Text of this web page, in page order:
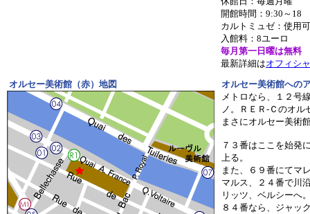
開館時間：9:30～18
カルトミュゼ：使用可
入館料：8ユーロ
毎月第一日曜は無料
最新詳細はオフィシ
オルセー美術館（赤）地図
オルセー美術館への
メトロなら、１２号
ノ。ＲＥＲ-Ｃのオル
まさにオルセー美術
７３番はここを始発
上る。
また、６９番にてマ
マルス、２４番で川
リッツ、ベルシーへ
８４番なら、ジャッ